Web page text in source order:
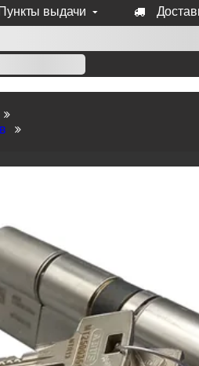
Пункты выдачи
Venezia, Fratelli, Tupai,